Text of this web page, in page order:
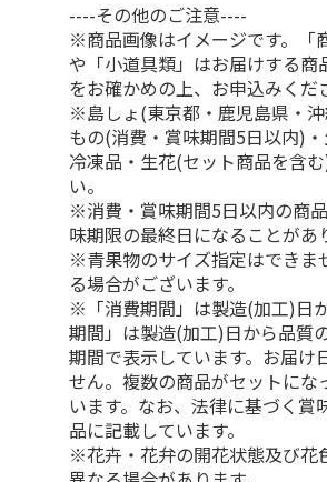
----その他のご注意----
※商品画像はイメージです。「
や「小道具類」はお届けする
をお確かめの上、お申込みくだ
※島しょ(東京都・鹿児島県・
もの(消費・賞味期間5日以内)
冷凍品・生花(セット商品を含
い。
※消費・賞味期間5日以内の商
味期限の最終日になることがあ
※青果物のサイズ指定はできま
る場合がございます。
※「消費期間」は製造(加工)日
期間」は製造(加工)日から品質
期間で表示しています。お届け
せん。複数の商品がセットに
います。なお、法律に基づく
品に記載しています。
※花卉・花弁の開花状態及び花